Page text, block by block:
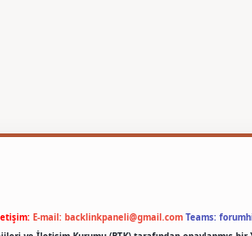
E-mail: backlinkpaneli@gmail.com Teams: